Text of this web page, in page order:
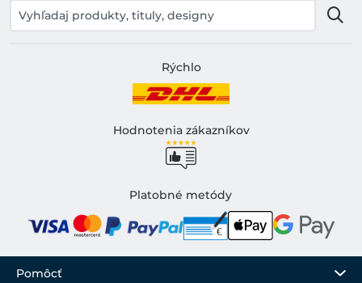
Rýchlo
Hodnotenia zákazníkov
Platobné metódy
Pomôcť